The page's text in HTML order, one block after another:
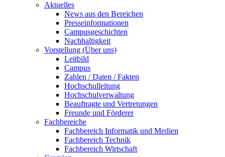
Aktuelles
News aus den Bereichen
Presseinformationen
Campusgeschichten
Nachhaltigkeit
Vorstellung (Über uns)
Leitbild
Campus
Zahlen / Daten / Fakten
Hochschulleitung
Hochschulverwaltung
Beauftragte und Vertretungen
Freunde und Förderer
Fachbereiche
Fachbereich Informatik und Medien
Fachbereich Technik
Fachbereich Wirtschaft